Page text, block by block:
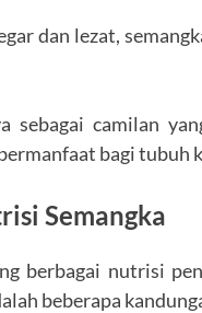
dan lezat,
sebagai camilan
bagi tubuh
Semangka
berbagai nutrisi
beberapa